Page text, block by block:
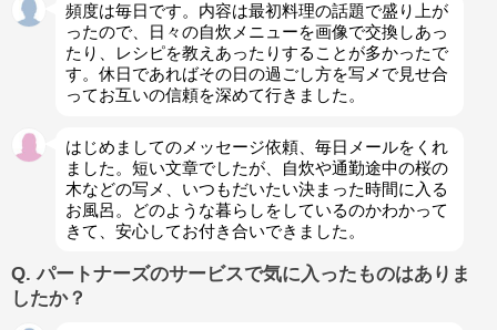
頻度は毎日です。内容は最初料理の話題で盛り上が
ったので、日々の自炊メニューを画像で交換しあっ
たり、レシピを教えあったりすることが多かったで
す。休日であればその日の過ごし方を写メで見せ合
ってお互いの信頼を深めて行きました。
はじめましてのメッセージ依頼、毎日メールをくれ
ました。短い文章でしたが、自炊や通勤途中の桜の
木などの写メ、いつもだいたい決まった時間に入る
お風呂。どのような暮らしをしているのかわかって
きて、安心してお付き合いできました。
Q. パートナーズのサービスで気に入ったものはありま
したか？